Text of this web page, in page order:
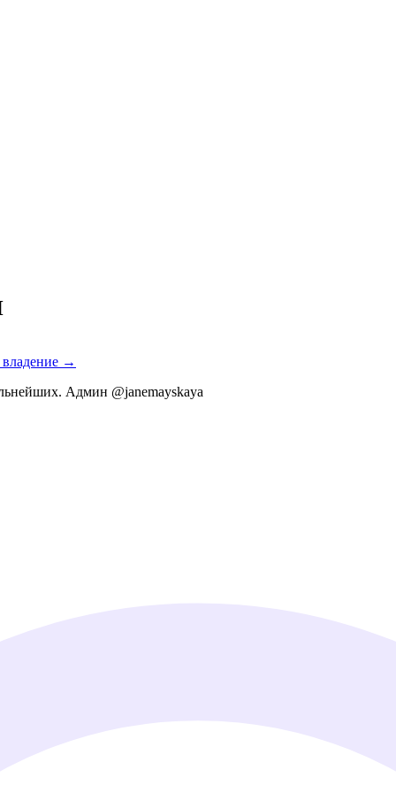
владение →
Админ @janemayskaya